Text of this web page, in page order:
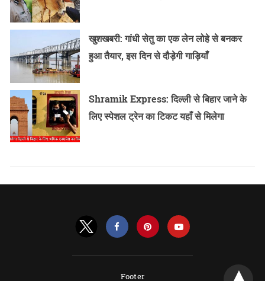
खुशखबरी: गांधी सेतु का एक लेन लोहे से बनकर
हुआ तैयार, इस दिन से दौड़ेगी गाड़ियाँ
Shramik Express: दिल्ली से बिहार जाने के
लिए स्पेशल ट्रेन का टिकट यहाँ से मिलेगा
Footer